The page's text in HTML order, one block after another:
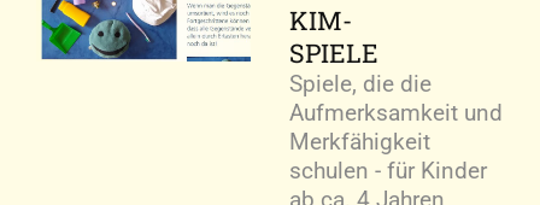
KIM-
SPIELE
Spiele, die die
Aufmerksamkeit und
Merkfähigkeit
schulen - für Kinder